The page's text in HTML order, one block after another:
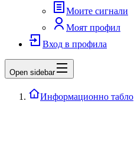
Моите сигнали
Моят профил
Вход в профила
Open sidebar
Информационно табло